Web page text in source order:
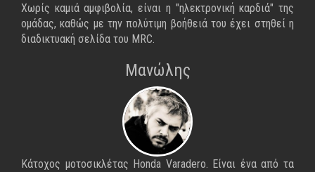
Χωρίς καμιά αμφιβολία, είναι η "ηλεκτρονική καρδιά" της
ομάδας, καθώς με την πολύτιμη βοήθειά του έχει στηθεί η
διαδικτυακή σελίδα του MRC.
Μανώλης
Κάτοχος μοτοσικλέτας Honda Varadero. Είναι ένα από τα